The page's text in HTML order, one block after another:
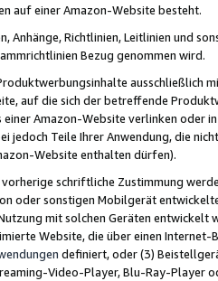
auf einer Amazon-Website besteht.
Anhänge, Richtlinien, Leitlinien und
Bezug genommen wird.
ausschließlich
auf die sich der betreffende
Amazon-Website verlinken oder
jedoch Teile Ihrer Anwendung, die
Website enthalten dürfen).
vorherige schriftliche Zustimmung
oder sonstigen Mobilgerät
mit solchen Geräten
Website, die über einen
definiert, oder (3)
Video-Player, Blu-Ray-Player